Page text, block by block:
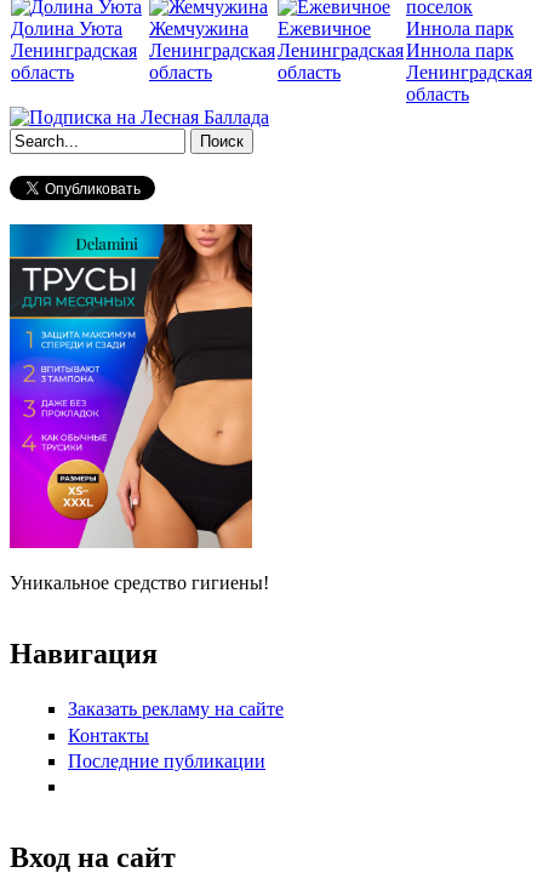
Долина Уюта
Ленинградская
область
Жемчужина
Ленинградская
область
Ежевичное
Ленинградская
область
Иннола парк
Ленинградская
область
Форма поиска
Уникальное средство гигиены!
Навигация
Заказать рекламу на сайте
Контакты
Последние публикации
Вход на сайт